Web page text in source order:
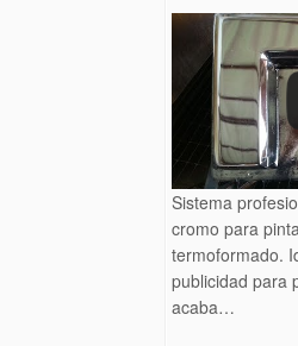
Sistema
cromo para
termoformado.
publicidad para
acaba…